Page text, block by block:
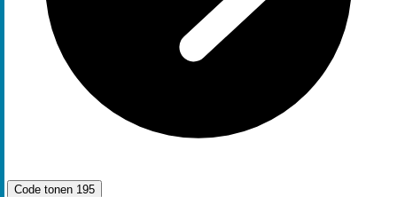
Code tonen 195